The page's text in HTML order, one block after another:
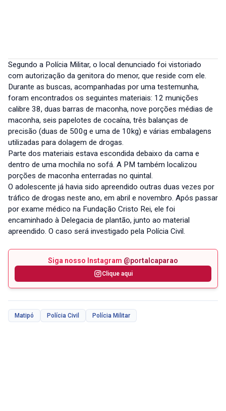
Segundo a Polícia Militar, o local denunciado foi vistoriado
com autorização da genitora do menor, que reside com ele.
Durante as buscas, acompanhadas por uma testemunha,
foram encontrados os seguintes materiais: 12 munições
calibre 38, duas barras de maconha, nove porções médias de
maconha, seis papelotes de cocaína, três balanças de
precisão (duas de 500g e uma de 10kg) e várias embalagens
utilizadas para dolagem de drogas.
Parte dos materiais estava escondida debaixo da cama e
dentro de uma mochila no sofá. A PM também localizou
porções de maconha enterradas no quintal.
O adolescente já havia sido apreendido outras duas vezes por
tráfico de drogas neste ano, em abril e novembro. Após passar
por exame médico na Fundação Cristo Rei, ele foi
encaminhado à Delegacia de plantão, junto ao material
apreendido. O caso será investigado pela Polícia Civil.
Siga nosso Instagram @portalcaparao
Clique aqui
Matipó Polícia Civil Polícia Militar